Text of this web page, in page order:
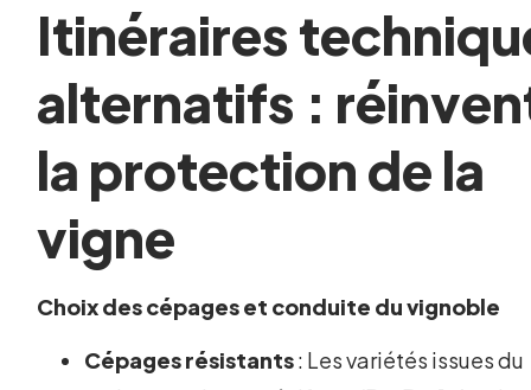
Itinéraires
alternatifs :
la protection de la
vigne
Choix des cépages et conduite du vignoble
Cépages résistants: Les variétés issues du